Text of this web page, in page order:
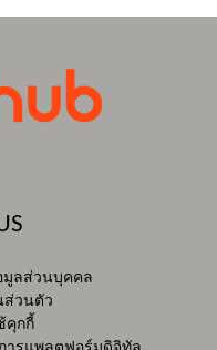
มูลส่วนบุคคล
ส่วนตัว
คุกกี้